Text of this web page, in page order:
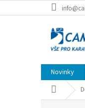
na
Novinky
Domů